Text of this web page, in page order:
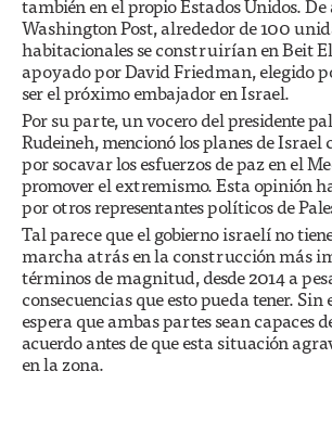
también en el propio Estados Unidos. De
Washington Post, alrededor de 100
habitacionales se construirían en Beit
apoyado por David Friedman, elegido
ser el próximo embajador en Israel.
Por su parte, un vocero del presidente
Rudeineh, mencionó los planes de
por socavar los esfuerzos de paz en el
promover el extremismo. Esta opinión
por otros representantes políticos de
Tal parece que el gobierno israelí no
marcha atrás en la construcción más
términos de magnitud, desde 2014 a
consecuencias que esto pueda tener. Sin
espera que ambas partes sean capaces
acuerdo antes de que esta situación
en la zona.